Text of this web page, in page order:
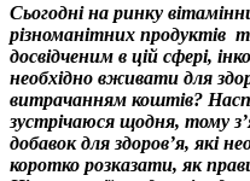
Сьогодні на ринку
різноманітних продуктів
досвідченим в цій сфері,
необхідно вживати для
витрачанням коштів?
зустрічаюся щодня, тому
добавок для здоров’я, які
коротко розказати, як